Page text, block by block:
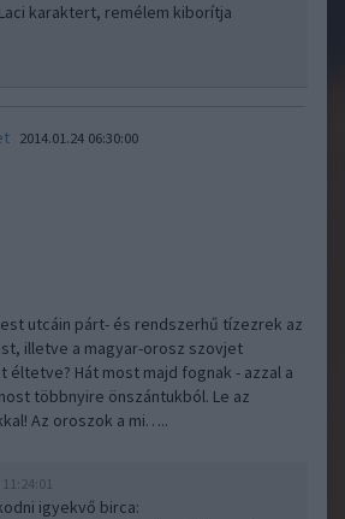
karaktert, remélem kiborítja
2014.01.24 06:30:00
utcáin párt- és rendszerhű tízezrek az
illetve a magyar-orosz szovjet
éltetve? Hát most majd fognak - azzal a
többnyire önszántukból. Le az
Az oroszok a mi…..
igyekvő bircа: